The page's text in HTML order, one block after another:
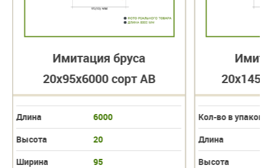
Имитация бруса
20х95х6000 сорт АВ
Длина
6000
Высота
20
Ширина
95
Кол-во в упаковке
Длина
Высота